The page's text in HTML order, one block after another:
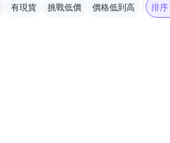
有現貨 挑戰低價 價格低到高 排序